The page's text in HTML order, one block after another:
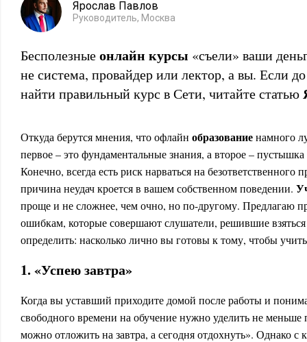
Ярослав Павлов
Руководитель, Москва
Бесполезныеонлайн курсы «съели» ваши
не система, провайдер или лектор, а вы. Если
найти правильный курс в Сети, читайте статью
Откуда берутся мнения, что офлайн образованиенамного
первое – это фундаментальные знания, а второе – пустышка
Конечно, всегда есть риск нарваться на безответственного
причина неудач кроется в вашем собственном поведении.
проще и не сложнее, чем очно, но по-другому. Предлагаю
ошибкам, которые совершают слушатели, решившие
определить: насколько лично вы готовы к тому, чтобы
1. «Успею завтра»
Когда вы уставший приходите домой после работы и
свободного времени на обучение нужно уделить не меньше
можно отложить на завтра, а сегодня отдохнуть». Однако